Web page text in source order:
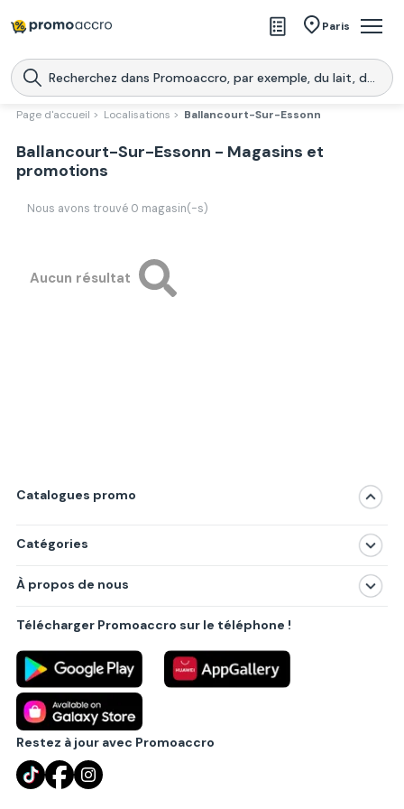
Paris
Magasins
Produits
Télécharge l’application
Promoaccro
Télécharger
Page d'accueil > Localisations > Ballancourt-Sur-Essonn
Ballancourt-Sur-Essonn - Magasins et
promotions
Nous avons trouvé 0 magasin(-s)
Aucun résultat
Catalogues promo
Catégories
Produits
Villes principales
À propos de nous
Politique de confidentialité
Règlements
Partenariat B2B
Blog
Contact
Télécharger Promoaccro sur le téléphone !
Restez à jour avec Promoaccro